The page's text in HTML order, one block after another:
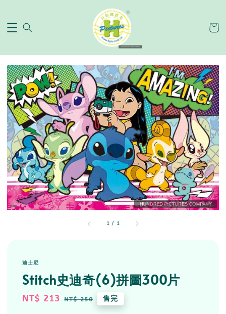
1 / 1
迪士尼
Stitch史迪奇(6)拼圖300片
Sale
NT$ 213 Regular
NT$ 250 售完